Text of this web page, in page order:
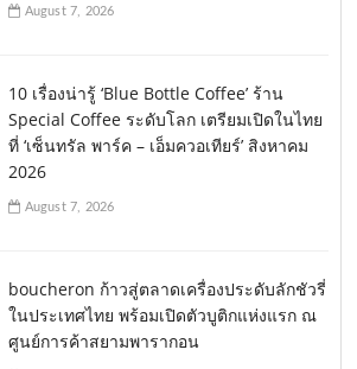
August 7, 2026
10 เรื่องน่ารู้ ‘Blue Bottle Coffee’ ร้าน
Special Coffee ระดับโลก เตรียมเปิดในไทย
ที่ ‘เซ็นทรัล พาร์ค – เอ็มควอเทียร์’ สิงหาคม
2026
August 7, 2026
boucheron ก้าวสู่ตลาดเครื่องประดับลักชัวรี่
ในประเทศไทย พร้อมเปิดตัวบูติกแห่งแรก ณ
ศูนย์การค้าสยามพารากอน